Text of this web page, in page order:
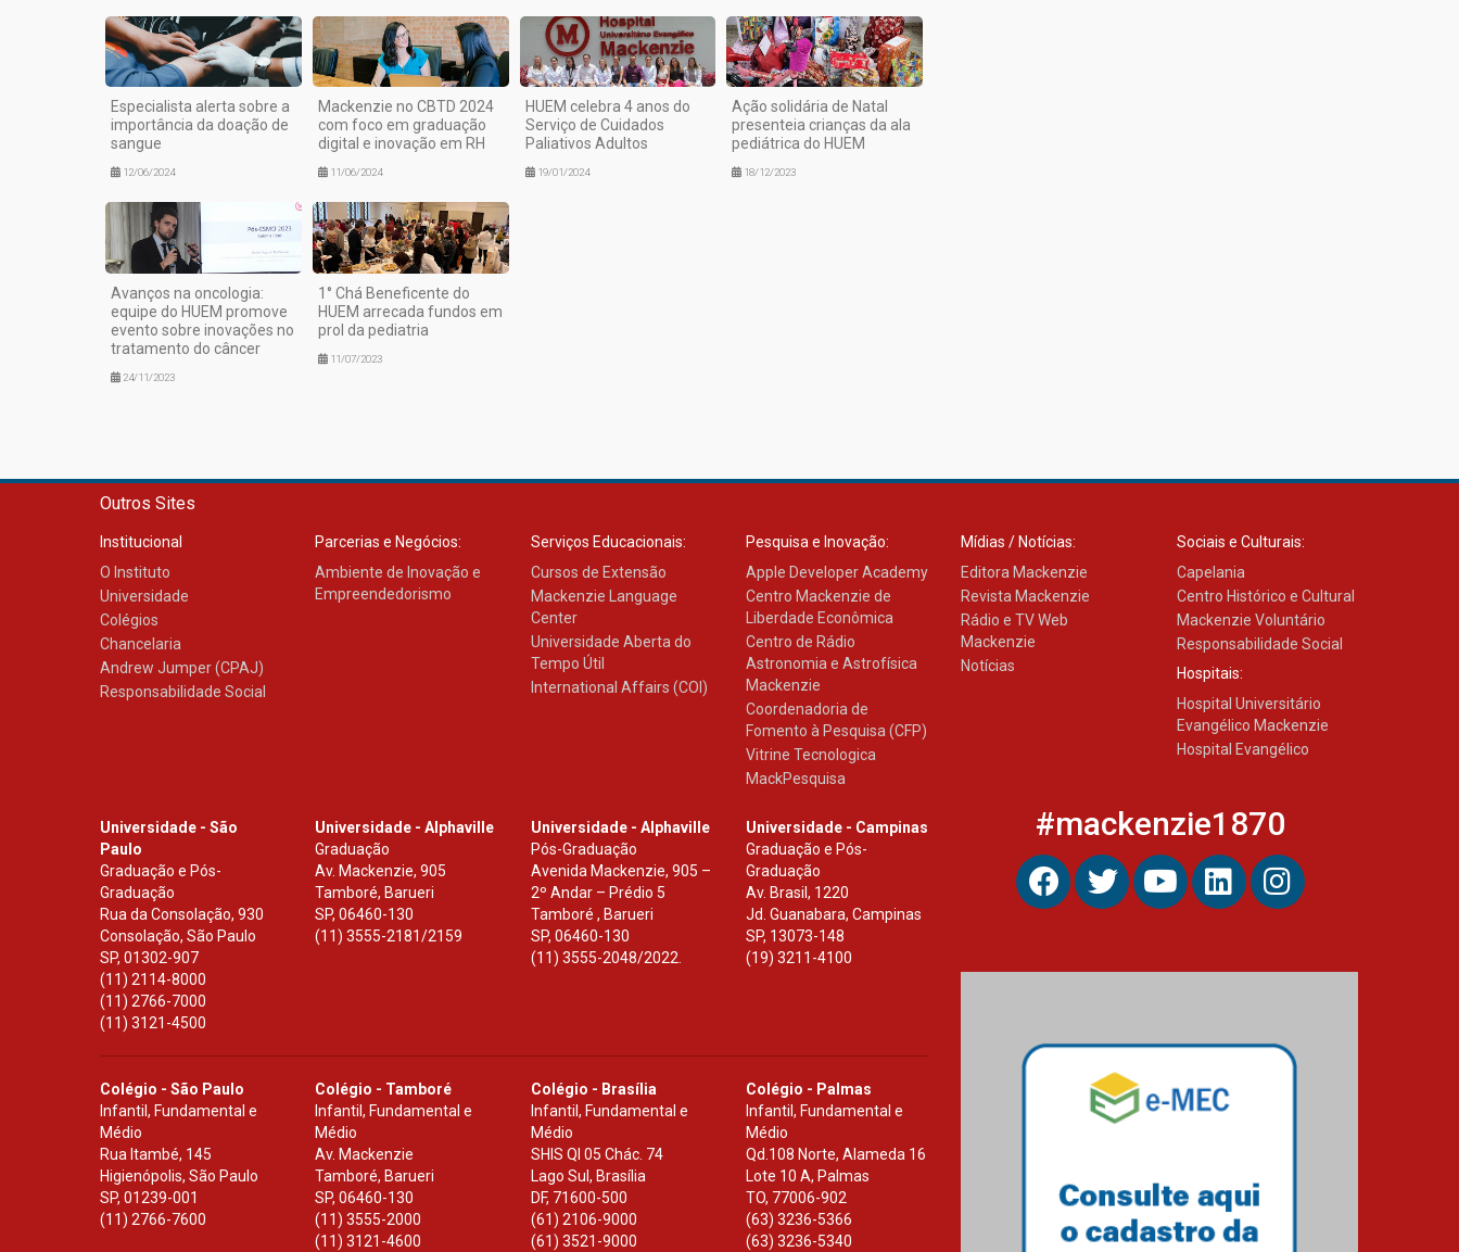
Especialista alerta sobre a
importância da doação de
sangue
12/06/2024
Mackenzie no CBTD 2024
com foco em graduação
digital e inovação em RH
11/06/2024
HUEM celebra 4 anos do
Serviço de Cuidados
Paliativos Adultos
19/01/2024
Ação solidária de Natal
presenteia crianças da ala
pediátrica do HUEM
18/12/2023
Avanços na oncologia:
equipe do HUEM promove
evento sobre inovações no
tratamento do câncer
24/11/2023
1° Chá Beneficente do
HUEM arrecada fundos em
prol da pediatria
11/07/2023
Outros Sites
Institucional
O Instituto
Universidade
Colégios
Chancelaria
Andrew Jumper (CPAJ)
Responsabilidade Social
Parcerias e Negócios:
Ambiente de Inovação e
Empreendedorismo
Serviços Educacionais:
Cursos de Extensão
Mackenzie Language
Center
Universidade Aberta do
Tempo Útil
International Affairs (COI)
Pesquisa e Inovação:
Apple Developer Academy
Centro Mackenzie de
Liberdade Econômica
Centro de Rádio
Astronomia e Astrofísica
Mackenzie
Coordenadoria de
Fomento à Pesquisa (CFP)
Vitrine Tecnologica
MackPesquisa
Mídias / Notícias:
Editora Mackenzie
Revista Mackenzie
Rádio e TV Web
Mackenzie
Notícias
Sociais e Culturais:
Capelania
Centro Histórico e Cultural
Mackenzie Voluntário
Responsabilidade Social
Hospitais:
Hospital Universitário
Evangélico Mackenzie
Hospital Evangélico
Universidade - São
Paulo
Graduação e Pós-
Graduação
Rua da Consolação, 930
Consolação, São Paulo
SP, 01302-907
(11) 2114-8000
(11) 2766-7000
(11) 3121-4500
Universidade - Alphaville
Graduação
Av. Mackenzie, 905
Tamboré, Barueri
SP,06460-130
(11) 3555-2181/2159
Universidade - Alphaville
Pós-Graduação
Avenida Mackenzie, 905 –
2º Andar – Prédio 5
Tamboré , Barueri
SP, 06460-130
(11) 3555-2048/2022.
Universidade - Campinas
Graduação e Pós-
Graduação
Av. Brasil, 1220
Jd. Guanabara, Campinas
SP, 13073-148
(19) 3211-4100
Colégio - São Paulo
Infantil, Fundamental e
Médio
Rua Itambé, 145
Higienópolis, São Paulo
SP, 01239-001
(11) 2766-7600
Colégio - Tamboré
Infantil, Fundamental e
Médio
Av. Mackenzie
Tamboré, Barueri
SP,06460-130
(11) 3555-2000
(11) 3121-4600
Colégio - Brasília
Infantil, Fundamental e
Médio
SHIS Ql 05 Chác. 74
Lago Sul, Brasília
DF, 71600-500
(61) 2106-9000
(61) 3521-9000
Colégio - Palmas
Infantil, Fundamental e
Médio
Qd.108 Norte, Alameda 16
Lote 10 A, Palmas
TO, 77006-902
(63) 3236-5366
(63) 3236-5340
#mackenzie1870